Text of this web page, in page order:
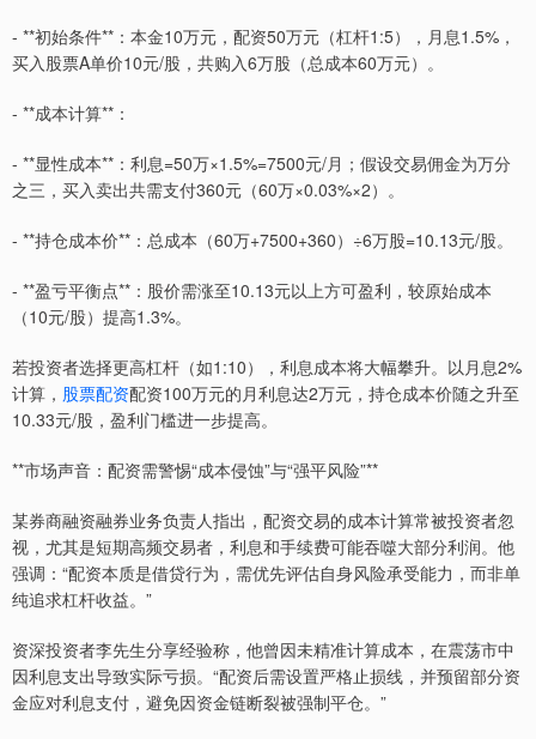
- **初始条件**：本金10万元，配资50万元（杠杆1:5），月息1.5%，
买入股票A单价10元/股，共购入6万股（总成本60万元）。
- **成本计算**：
- **显性成本**：利息=50万×1.5%=7500元/月；假设交易佣金为万分
之三，买入卖出共需支付360元（60万×0.03%×2）。
- **持仓成本价**：总成本（60万+7500+360）÷6万股=10.13元/股。
- **盈亏平衡点**：股价需涨至10.13元以上方可盈利，较原始成本
（10元/股）提高1.3%。
若投资者选择更高杠杆（如1:10），利息成本将大幅攀升。以月息2%
计算， 股票配资配资100万元的月利息达2万元，持仓成本价随之升至
10.33元/股，盈利门槛进一步提高。
**市场声音：配资需警惕“成本侵蚀”与“强平风险”**
某券商融资融券业务负责人指出，配资交易的成本计算常被投资者忽
视，尤其是短期高频交易者，利息和手续费可能吞噬大部分利润。他
强调：“配资本质是借贷行为，需优先评估自身风险承受能力，而非单
纯追求杠杆收益。”
资深投资者李先生分享经验称，他曾因未精准计算成本，在震荡市中
因利息支出导致实际亏损。“配资后需设置严格止损线，并预留部分资
金应对利息支付，避免因资金链断裂被强制平仓。”